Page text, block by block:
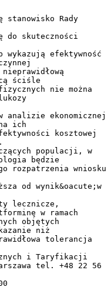
stanowisko Rady
do skuteczności
wykazują efektywność
ściśle
nie można
analizie ekonomicznej
ich
kosztowej
populacji, w
będzie
rozpatrzenia wniosku
od wynik&oacute;w
lecznicze,
w ramach
objętych
niż
tolerancja
i Taryfikacji
tel. +48 22 56